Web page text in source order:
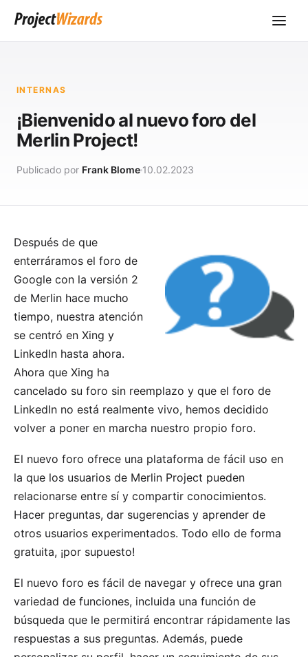
INTERNAS
¡Bienvenido al nuevo foro del
Merlin Project!
Publicado por Frank Blome 10.02.2023
Después de que
enterráramos el foro de
Google con la versión 2
de Merlin hace mucho
tiempo, nuestra atención
se centró en Xing y
LinkedIn hasta ahora.
Ahora que Xing ha
cancelado su foro sin reemplazo y que el foro de
LinkedIn no está realmente vivo, hemos decidido
volver a poner en marcha nuestro propio foro.
El nuevo foro ofrece una plataforma de fácil uso en
la que los usuarios de Merlin Project pueden
relacionarse entre sí y compartir conocimientos.
Hacer preguntas, dar sugerencias y aprender de
otros usuarios experimentados. Todo ello de forma
gratuita, ¡por supuesto!
El nuevo foro es fácil de navegar y ofrece una gran
variedad de funciones, incluida una función de
búsqueda que le permitirá encontrar rápidamente las
respuestas a sus preguntas. Además, puede